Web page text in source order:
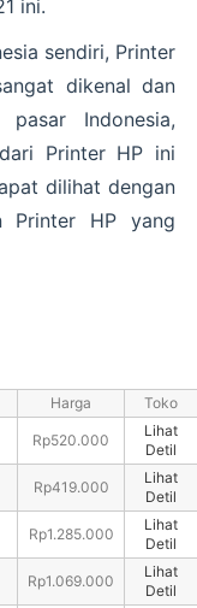
ini.
sendiri, Printer
dikenal dan
Indonesia,
Printer HP ini
dilihat dengan
Printer HP yang
Harga Toko
Rp520.000
Lihat
Detil
Rp419.000
Lihat
Detil
Rp1.285.000
Lihat
Detil
Rp1.069.000
Lihat
Detil